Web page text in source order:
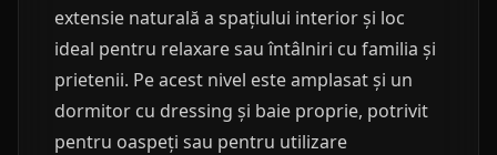
extensie naturală a spațiului interior și loc
ideal pentru relaxare sau întâlniri cu familia și
prietenii. Pe acest nivel este amplasat și un
dormitor cu dressing și baie proprie, potrivit
pentru oaspeți sau pentru utilizare